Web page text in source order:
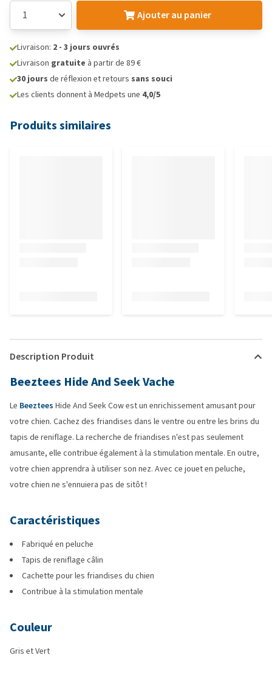
Ajouter au panier
Livraison: 2 - 3 jours ouvrés
Livraison gratuite à partir de 89 €
30 jours de réflexion et retours sans souci
Les clients donnent à Medpets une 4,0/5
Produits similaires
Description Produit
Beeztees Hide And Seek Vache
Le Beeztees Hide And Seek Cow est un enrichissement amusant pour
votre chien. Cachez des friandises dans le ventre ou entre les brins du
tapis de reniflage. La recherche de friandises n'est pas seulement
amusante, elle contribue également à la stimulation mentale. En outre,
votre chien apprendra à utiliser son nez. Avec ce jouet en peluche,
votre chien ne s'ennuiera pas de sitôt !
Caractéristiques
Fabriqué en peluche
Tapis de reniflage câlin
Cachette pour les friandises du chien
Contribue à la stimulation mentale
Couleur
Gris et Vert